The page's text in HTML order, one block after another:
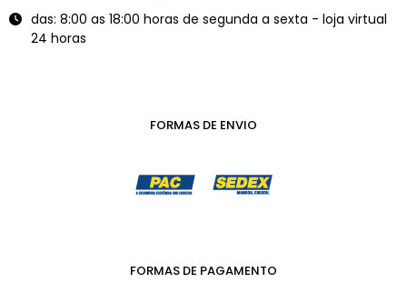
das: 8:00 as 18:00 horas de segunda a sexta - loja virtual
24 horas
FORMAS DE ENVIO
FORMAS DE PAGAMENTO